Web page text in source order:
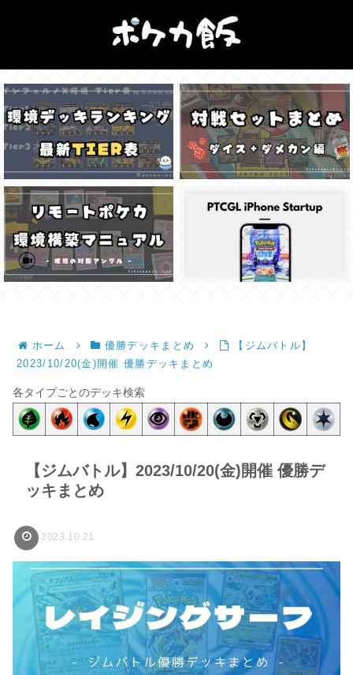
ホーム 優勝デッキまとめ
【ジムバトル】
2023/10/20(金)開催 優勝デッキまとめ
各タイプごとのデッキ検索
【ジムバトル】2023/10/20(金)開催 優勝デ
ッキまとめ
2023.10.21